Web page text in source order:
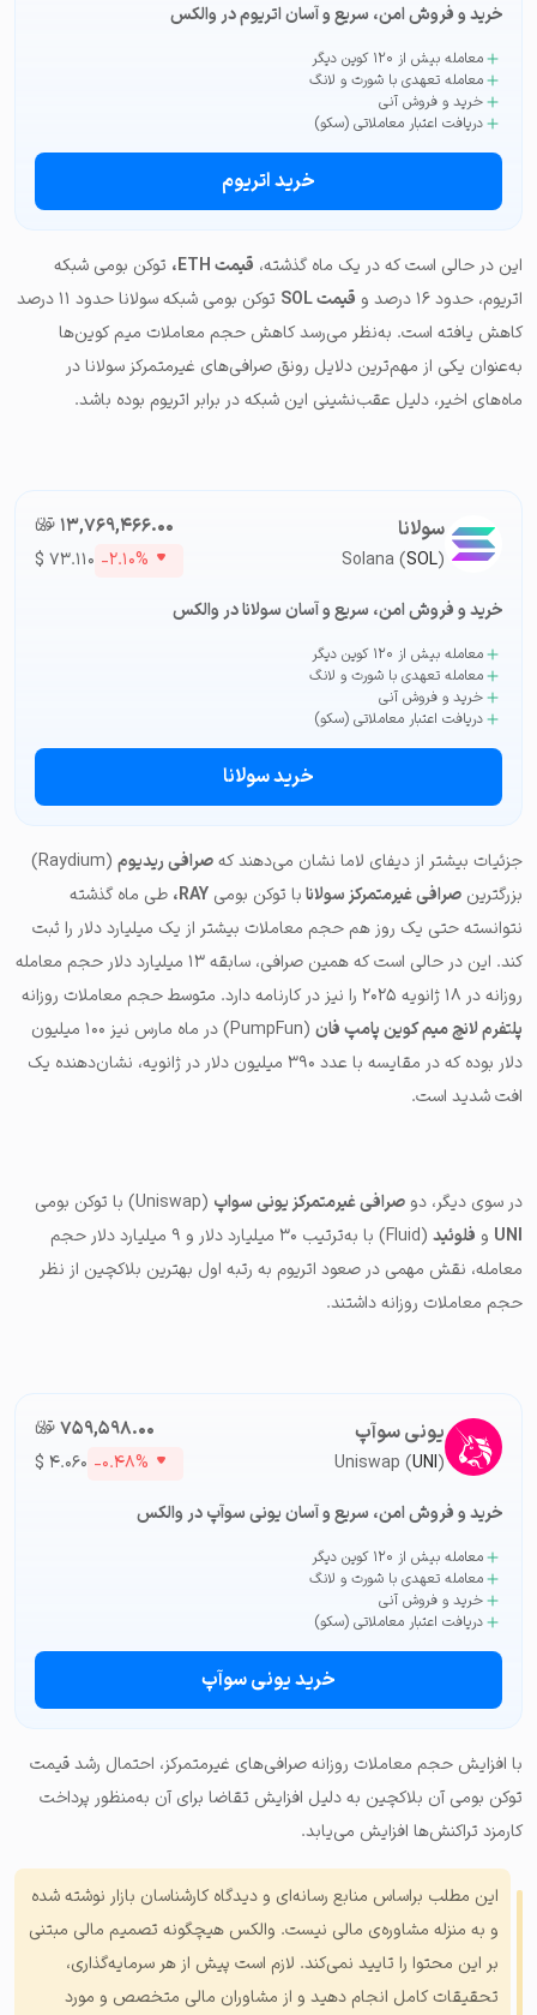
خرید و فروش امن، سریع و آسان اتریوم در والکس
معامله بیش از ۱۲۰ کوین دیگر
معامله تعهدی با شورت و لانگ
خرید و فروش آنی
دریافت اعتبار معاملاتی (سکو)
خرید اتریوم
این در حالی است که در یک ماه گذشته، قیمت ETH،
توکن بومی شبکه
اتریوم، حدود ۱۶ درصد و
قیمت SOL
توکن بومی شبکه سولانا حدود ۱۱ درصد
کاهش یافته است. به‌نظر می‌رسد کاهش حجم معاملات میم کوین‌ها
به‌عنوان یکی از مهم‌ترین دلایل رونق صرافی‌های غیرمتمرکز سولانا در
ماه‌های اخیر، دلیل عقب‌نشینی این شبکه در برابر اتریوم بوده باشد.
سولانا
Solana (SOL)
۱۳,۷۶۹,۴۶۶.۰۰تومان-ء
$ ۷۳.۱۱۰ -۲.۱۰%
خرید و فروش امن، سریع و آسان سولانا در والکس
معامله بیش از ۱۲۰ کوین دیگر
معامله تعهدی با شورت و لانگ
خرید و فروش آنی
دریافت اعتبار معاملاتی (سکو)
خرید سولانا
جزئیات بیشتر از دیفای لاما نشان می‌دهند کهصرافی ریدیوم
(Raydium)
بزرگترین صرافی غیرمتمرکز سولانابا توکن بومی RAY، طی ماه گذشته
نتوانسته حتی یک روز هم حجم معاملات بیشتر از یک میلیارد دلار را ثبت
کند. این در حالی است که همین صرافی، سابقه ۱۳ میلیارد دلار حجم معامله
روزانه در ۱۸ ژانویه ۲۰۲۵ را نیز در کارنامه دارد. متوسط حجم معاملات روزانه
پلتفرم لانچ میم کوین پامپ فان
(PumpFun) در ماه مارس نیز ۱۰۰ میلیون
دلار بوده که در مقایسه با عدد ۳۹۰ میلیون دلار در ژانویه، نشان‌دهنده یک
افت شدید است.
در سوی دیگر، دو صرافی غیرمتمرکز یونی سواپ (Uniswap) با توکن بومی
UNI و فلوئید
(Fluid) با به‌ترتیب ۳۰ میلیارد دلار و ۹ میلیارد دلار حجم
معامله، نقش مهمی در صعود اتریوم به رتبه اول بهترین بلاکچین از نظر
حجم معاملات روزانه داشتند.
یونی سوآپ
Uniswap (UNI)
۷۵۹,۵۹۸.۰۰تومان-ء
$ ۴.۰۶۰ -۰.۴۸%
خرید و فروش امن، سریع و آسان یونی سوآپ در والکس
معامله بیش از ۱۲۰ کوین دیگر
معامله تعهدی با شورت و لانگ
خرید و فروش آنی
دریافت اعتبار معاملاتی (سکو)
خرید یونی سوآپ
با افزایش حجم معاملات روزانه صرافی‌های غیرمتمرکز، احتمال رشد قیمت
توکن بومی آن بلاکچین به دلیل افزایش تقاضا برای آن به‌منظور پرداخت
کارمزد تراکنش‌ها افزایش می‌یابد.
این مطلب براساس منابع رسانه‌ای و دیدگاه کارشناسان بازار نوشته شده
و به منزله مشاوره‌ی مالی نیست. والکس هیچگونه تصمیم مالی مبتنی
بر این محتوا را تایید نمی‌کند. لازم است پیش از هر سرمایه‌گذاری،
تحقیقات کامل انجام دهید و از مشاوران مالی متخصص و مورد